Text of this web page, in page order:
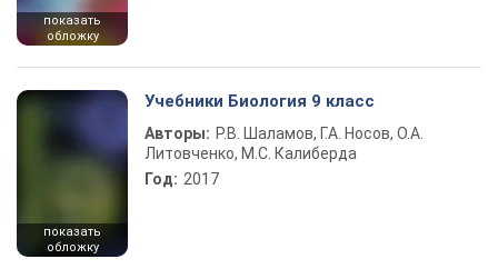
показать
обложку
показать
обложку
Учебники Биология 9 класс
Авторы: Р.В. Шаламов, Г.А. Носов, О.А.
Литовченко, М.С. Калиберда
Год: 2017